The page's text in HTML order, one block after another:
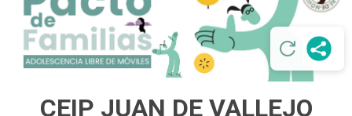
CEIP JUAN DE VALLEJO